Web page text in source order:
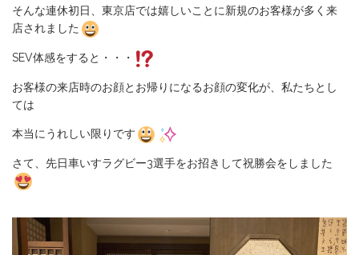
そんな連休初日、東京店では嬉しいことに新規のお客様が多く来
店されました
SEV体感をすると・・・
お客様の来店時のお顔とお帰りになるお顔の変化が、私たちとし
ては
本当にうれしい限りです
さて、先日車いすラグビー3選手をお招きして祝勝会をしました